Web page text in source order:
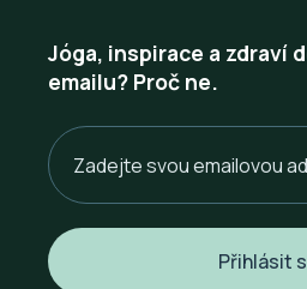
Jóga, inspirace a zdraví
emailu? Proč ne.